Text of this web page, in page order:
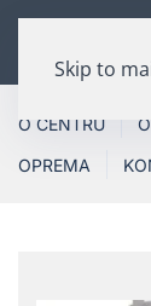
Skip to
O CENTRU
OPREMA